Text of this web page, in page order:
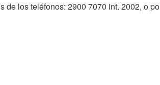
los teléfonos: 2900 7070 int. 2002, o